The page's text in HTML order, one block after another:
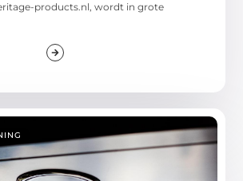
products.nl, wordt in grote